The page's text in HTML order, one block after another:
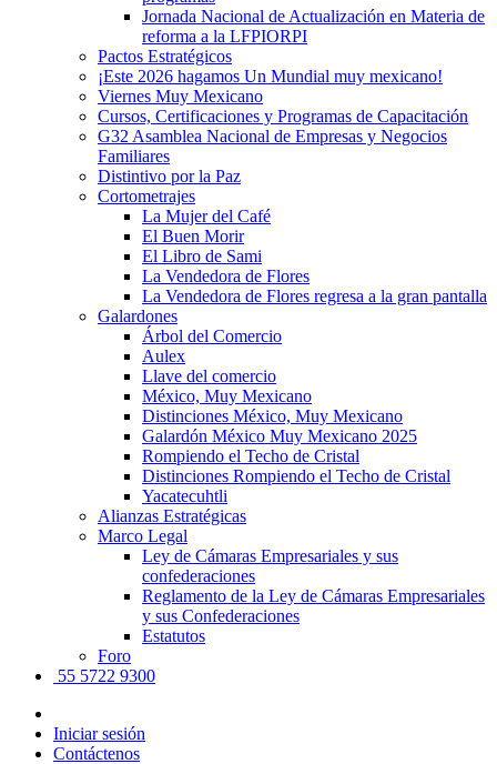
Jornada Nacional de Actualización en Materia de
reforma a la LFPIORPI
Pactos Estratégicos
¡Este 2026 hagamos Un Mundial muy mexicano!
Viernes Muy Mexicano
Cursos, Certificaciones y Programas de Capacitación
G32 Asamblea Nacional de Empresas y Negocios
Familiares
Distintivo por la Paz
Cortometrajes
La Mujer del Café
El Buen Morir
El Libro de Sami
La Vendedora de Flores
La Vendedora de Flores regresa a la gran pantalla
Galardones
Árbol del Comercio
Aulex
Llave del comercio
México, Muy Mexicano
Distinciones México, Muy Mexicano
Galardón México Muy Mexicano 2025
Rompiendo el Techo de Cristal
Distinciones Rompiendo el Techo de Cristal
Yacatecuhtli
Alianzas Estratégicas
Marco Legal
Ley de Cámaras Empresariales y sus
confederaciones
Reglamento de la Ley de Cámaras Empresariales
y sus Confederaciones
Estatutos
Foro
55 5722 9300
Iniciar sesión
Contáctenos